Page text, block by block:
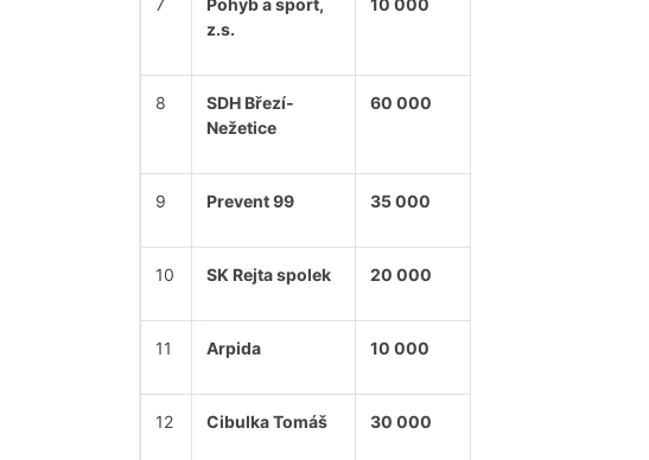
z.s.
8
SDH Březí-
Nežetice
60 000
9 Prevent 99 35 000
10 SK Rejta spolek 20 000
11 Arpida 10 000
12 Cibulka Tomáš 30 000